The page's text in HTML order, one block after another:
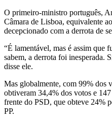
O primeiro-ministro português,
Câmara de Lisboa, equivalente
decepcionado com a derrota de
“É lamentável, mas é assim que
sabem, a derrota foi inesperada.
disse ele.
Mas globalmente, com 99% dos
obtiveram 34,4% dos votos e
frente do PSD, que obteve 24%
PP.